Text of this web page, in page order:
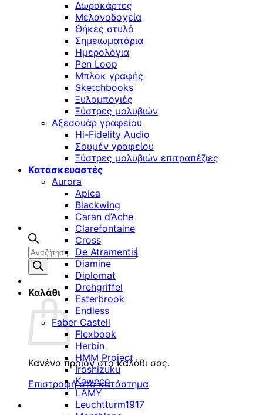
Αναζήτηση
προϊόντων
Καλάθι
Κανένα προϊόν στο καλάθι σας.
Επιστροφή στο κατάστημα
Δωροκάρτες
Μελανοδοχεία
Θήκες στυλό
Σημειωματάρια
Ημερολόγια
Pen Loop
Μπλοκ γραφής
Sketchbooks
Ξυλομπογιές
Ξύστρες μολυβιών
Αξεσουάρ γραφείου
Hi-Fidelity Audio
Σουμέν γραφείου
Ξύστρες μολυβιών επιτραπέζιες
Κατασκευαστές
Aurora
Apica
Blackwing
Caran d’Ache
Clarefontaine
Cross
De Atramentis
Diamine
Diplomat
Drehgriffel
Esterbrook
Endless
Faber Castell
Flexbook
Herbin
HMM Project
Iroshizuku
Kaweco
LAMY
Leuchtturm1917